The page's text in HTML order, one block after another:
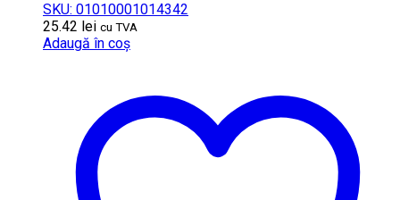
SKU: 01010001014342
25.42 lei cu TVA
Adaugă în coș